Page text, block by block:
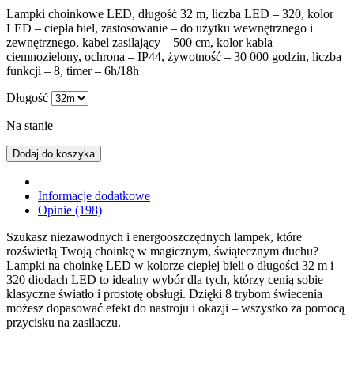
Lampki choinkowe LED, długość 32 m, liczba LED – 320, kolor
LED – ciepła biel, zastosowanie – do użytku wewnętrznego i
zewnętrznego, kabel zasilający – 500 cm, kolor kabla –
ciemnozielony, ochrona – IP44, żywotność – 30 000 godzin, liczba
funkcji – 8, timer – 6h/18h
Długość
Na stanie
Dodaj do koszyka
Informacje dodatkowe
Opinie (198)
Szukasz niezawodnych i energooszczędnych lampek, które
rozświetlą Twoją choinkę w magicznym, świątecznym duchu?
Lampki na choinkę LED w kolorze ciepłej bieli o długości 32 m i
320 diodach LED to idealny wybór dla tych, którzy cenią sobie
klasyczne światło i prostotę obsługi. Dzięki 8 trybom świecenia
możesz dopasować efekt do nastroju i okazji – wszystko za pomocą
przycisku na zasilaczu.